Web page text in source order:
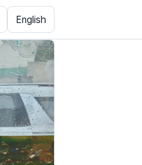
English